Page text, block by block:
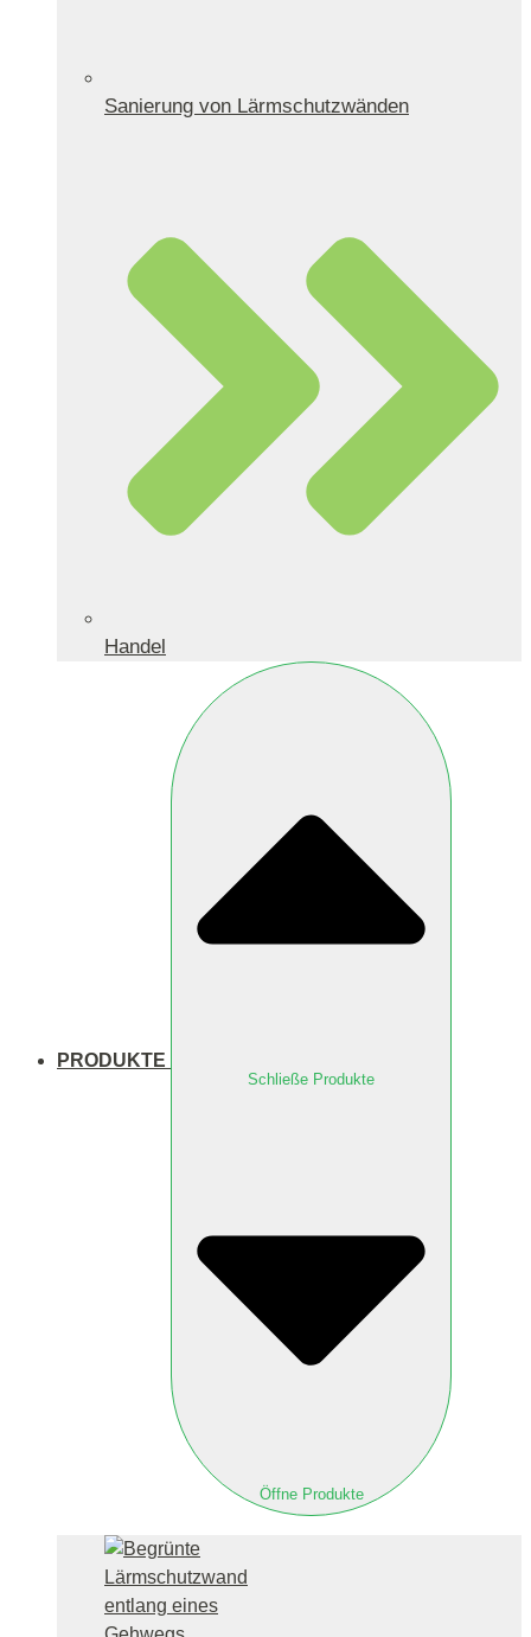
Sanierung von Lärmschutzwänden
Handel
PRODUKTE
Schließe Produkte
Öffne Produkte